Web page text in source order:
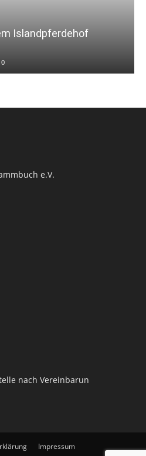
Islandpferdehof
0
e.V.
nach Vereinbarun
Impressum